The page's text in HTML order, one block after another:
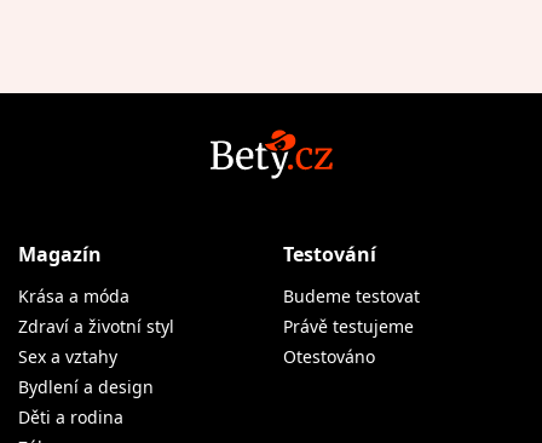
Magazín
Krása a móda
Zdraví a životní styl
Sex a vztahy
Bydlení a design
Děti a rodina
Testování
Budeme testovat
Právě testujeme
Otestováno